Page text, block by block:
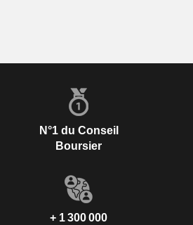
N°1 du Conseil
Boursier
+ 1 300 000